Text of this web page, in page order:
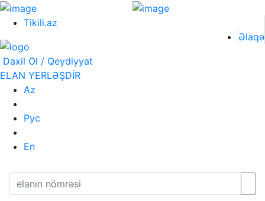
Tikili.az
Əlaqə
Daxil Ol / Qeydiyyat
ELAN YERLƏŞDİR
Az
Рус
En